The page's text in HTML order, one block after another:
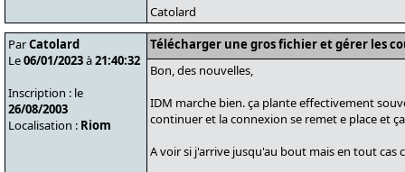
Catolard
ParCatolard
Le06/01/2023à21:40:32
Inscription : le
26/08/2003
Localisation : Riom
Télécharger une gros fichier et gérer les
Bon, des nouvelles,
IDM marche bien. ça plante effectivement
continuer et la connexion se remet e place et
A voir si j'arrive jusqu'au bout mais en tout cas